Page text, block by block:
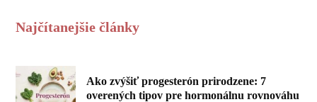
Najčítanejšie články
Ako zvýšiť progesterón prirodzene: 7
overených tipov pre hormonálnu rovnováhu